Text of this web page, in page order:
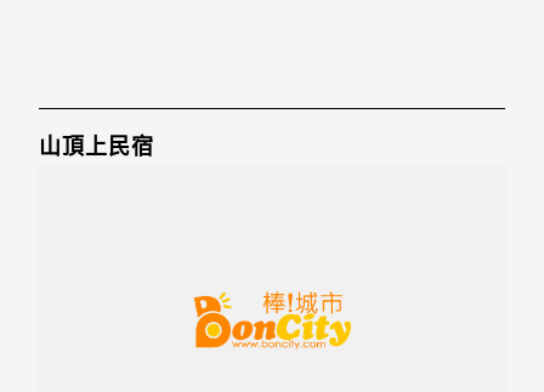
山頂上民宿